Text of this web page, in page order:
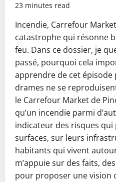
23 minutes read
Incendie, Carrefour
catastrophe qui résonne
feu. Dans ce dossier, je
passé, pourquoi cela
apprendre de cet
drames ne se
le Carrefour Market de
qu’un incendie parmi
indicateur des risques qui
surfaces, sur leurs
habitants qui vivent
m’appuie sur des faits,
pour proposer une vision